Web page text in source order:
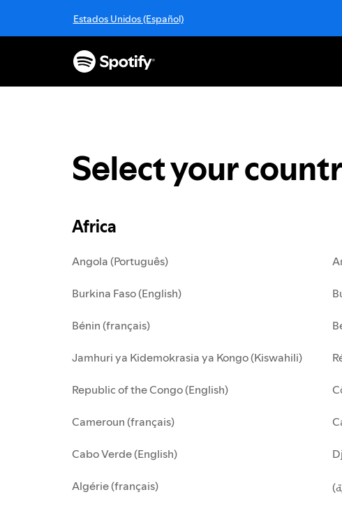
i
o
Estados Unidos (Español)
Select your
Africa
Angola (Português)
Burkina Faso (English)
Bénin (français)
Jamhuri ya Kidemokrasia ya Kongo (Kiswahili)
Republic of the Congo (English)
Cameroun (français)
Cabo Verde (English)
Algérie (français)